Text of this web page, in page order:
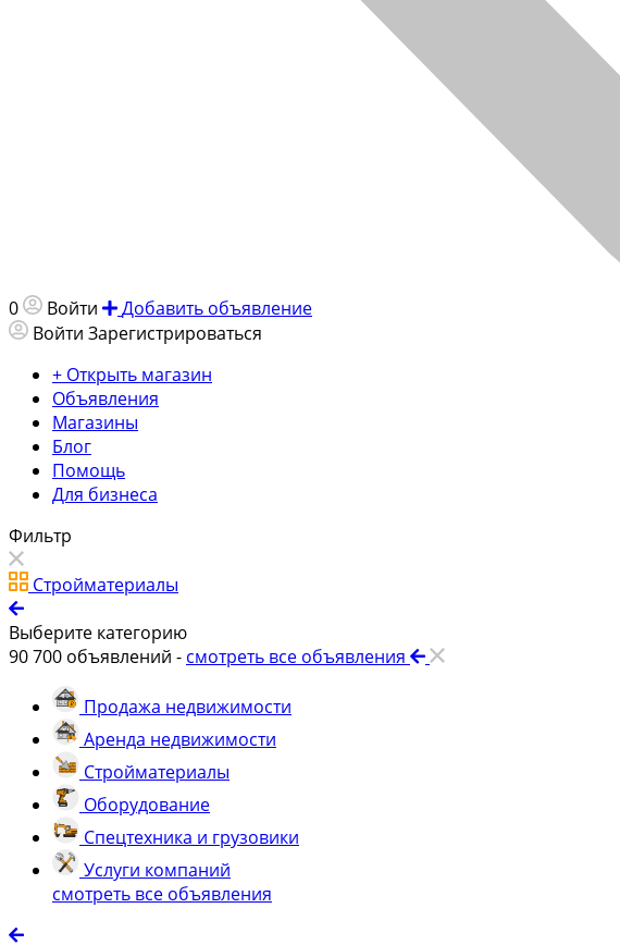
0 Войти
Добавить объявление
Войти Зарегистрироваться
+ Открыть магазин
Объявления
Магазины
Блог
Помощь
Для бизнеса
Фильтр
Стройматериалы
Выберите категорию
90 700 объявлений - смотреть все объявления
Продажа недвижимости
Аренда недвижимости
Стройматериалы
Оборудование
Спецтехника и грузовики
Услуги компаний
смотреть все объявления